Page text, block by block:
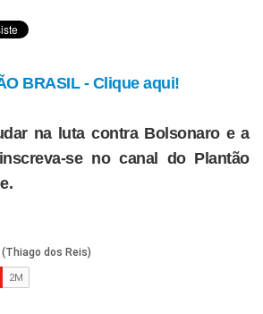
BRASIL - Clique aqui!
na luta contra Bolsonaro e a
se no canal do Plantão